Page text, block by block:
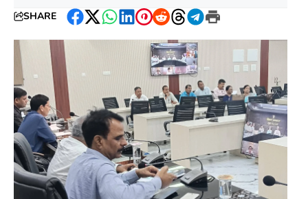
SHARE
Facebook
Twitter
WhatsApp
LinkedIn
Pinterest
RedditThreads
Telegram
Print